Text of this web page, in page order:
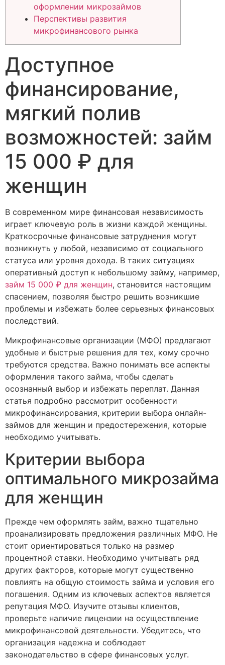
оформлении микрозаймов
Перспективы развития
микрофинансового рынка
Доступное
финансирование,
мягкий полив
возможностей: займ
15 000 ₽ для
женщин
В современном мире финансовая независимость
играет ключевую роль в жизни каждой женщины.
Краткосрочные финансовые затруднения могут
возникнуть у любой, независимо от социального
статуса или уровня дохода. В таких ситуациях
оперативный доступ к небольшому займу, например,
займ 15 000 ₽ для женщин, становится настоящим
спасением, позволяя быстро решить возникшие
проблемы и избежать более серьезных финансовых
последствий.
Микрофинансовые организации (МФО) предлагают
удобные и быстрые решения для тех, кому срочно
требуются средства. Важно понимать все аспекты
оформления такого займа, чтобы сделать
осознанный выбор и избежать переплат. Данная
статья подробно рассмотрит особенности
микрофинансирования, критерии выбора онлайн-
займов для женщин и предостережения, которые
необходимо учитывать.
Критерии выбора
оптимального микрозайма
для женщин
Прежде чем оформлять займ, важно тщательно
проанализировать предложения различных МФО. Не
стоит ориентироваться только на размер
процентной ставки. Необходимо учитывать ряд
других факторов, которые могут существенно
повлиять на общую стоимость займа и условия его
погашения. Одним из ключевых аспектов является
репутация МФО. Изучите отзывы клиентов,
проверьте наличие лицензии на осуществление
микрофинансовой деятельности. Убедитесь, что
организация надежна и соблюдает
законодательство в сфере финансовых услуг.